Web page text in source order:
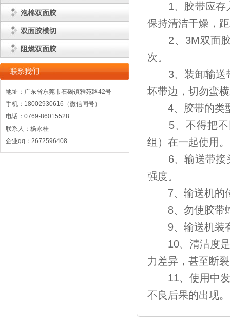
泡棉双面胶
双面胶模切
阻燃双面胶
地址：广东省东莞市石碣镇雅苑路42号
手机：18002930616（微信同号）
电话：0769-86015528
联系人：杨永桂
企业qq：2672596408
1、胶带应存入
保持清洁干燥，
2、3M双面胶
次。
3、装卸输送带
坏带边，切勿蛮
4、胶带的类型
5、不得把不
组）在一起使用。
6、输送带接头
强度。
7、输送机的传
8、勿使胶带蛇
9、输送机装有
10、清洁度是
力差异，甚至断
11、使用中发
不良后果的出现。